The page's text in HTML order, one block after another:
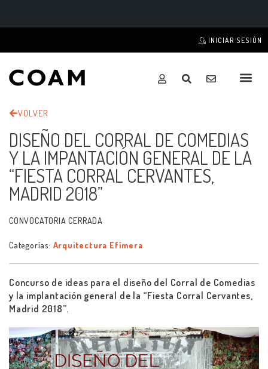
INICIAR SESIÓN
VOLVER
DISEÑO DEL CORRAL DE COMEDIAS
Y LA IMPANTACIÓN GENERAL DE LA
“FIESTA CORRAL CERVANTES,
MADRID 2018”
CONVOCATORIA CERRADA
Categorías: Arquitectura Efímera
Concurso de ideas para el diseño del Corral de Comedias
y la implantación general de la “Fiesta Corral Cervantes,
Madrid 2018”.